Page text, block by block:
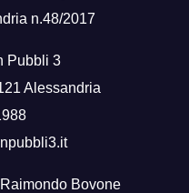
n.48/2017
Pubbli 3
Alessandria
Bovone